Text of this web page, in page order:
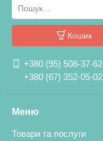
Кошик
+380 (95) 508-37-62
+380 (67) 352-05-02
Товари та послуги